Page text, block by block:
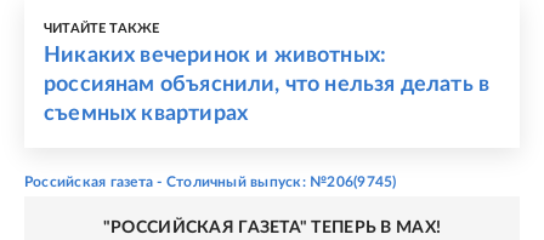
ЧИТАЙТЕ ТАКЖЕ
Никаких вечеринок и животных:
россиянам объяснили, что нельзя делать в
съемных квартирах
Российская газета - Столичный выпуск: №206(9745)
"РОССИЙСКАЯ ГАЗЕТА" ТЕПЕРЬ В MAX!